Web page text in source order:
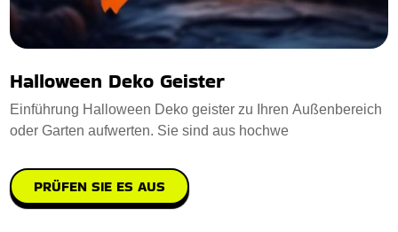
Halloween Deko Geister
Einführung Halloween Deko geister zu Ihren Außenbereich
oder Garten aufwerten. Sie sind aus hochwe
PRÜFEN SIE ES AUS